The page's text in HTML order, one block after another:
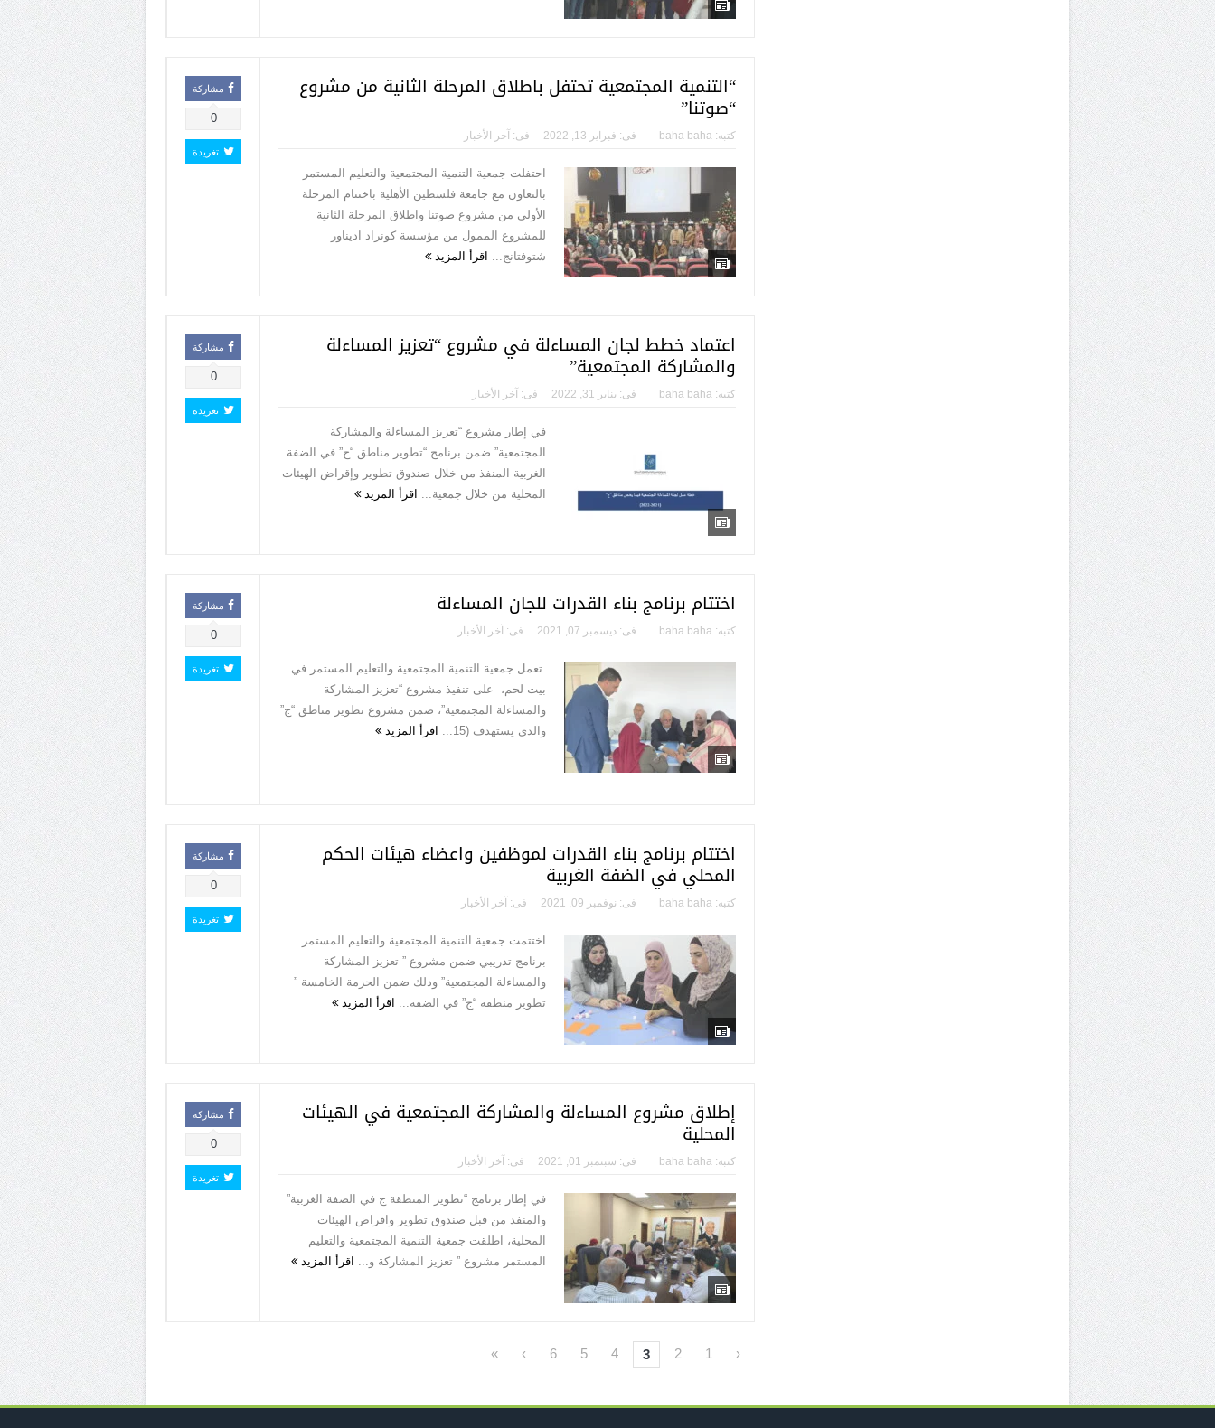
“التنمية المجتمعية تحتفل باطلاق المرحلة الثانية من مشروع
“صوتنا”
كتبه: baha baha فى: فبراير 13, 2022 فى: آخر الأخبار
احتفلت جمعية التنمية المجتمعية والتعليم المستمر
بالتعاون مع جامعة فلسطين الأهلية باختتام المرحلة
الأولى من مشروع صوتنا واطلاق المرحلة الثانية
للمشروع الممول من مؤسسة كونراد اديناور
شتوفتانج... اقرأ المزيد
مشاركة
0
تغريدة
اعتماد خطط لجان المساءلة في مشروع “تعزيز المساءلة
والمشاركة المجتمعية”
كتبه: baha baha فى: يناير 31, 2022 فى: آخر الأخبار
في إطار مشروع “تعزيز المساءلة والمشاركة
المجتمعية” ضمن برنامج “تطوير مناطق “ج” في الضفة
الغربية المنفذ من خلال صندوق تطوير وإقراض الهيئات
المحلية من خلال جمعية... اقرأ المزيد
مشاركة
0
تغريدة
اختتام برنامج بناء القدرات للجان المساءلة
كتبه: baha baha فى: ديسمبر 07, 2021 فى: آخر الأخبار
تعمل جمعية التنمية المجتمعية والتعليم المستمر في
بيت لحم، على تنفيذ مشروع “تعزيز المشاركة
والمساءلة المجتمعية”، ضمن مشروع تطوير مناطق “ج”
والذي يستهدف (15...
اقرأ المزيد
مشاركة
0
تغريدة
اختتام برنامج بناء القدرات لموظفين واعضاء هيئات الحكم
المحلي في الضفة الغربية
كتبه: baha baha فى: نوفمبر 09, 2021 فى: آخر الأخبار
اختتمت جمعية التنمية المجتمعية والتعليم المستمر
برنامج تدريبي ضمن مشروع ” تعزيز المشاركة
والمساءلة المجتمعية” وذلك ضمن الحزمة الخامسة ”
تطوير منطقة “ج” في الضفة... اقرأ المزيد
مشاركة
0
تغريدة
إطلاق مشروع المساءلة والمشاركة المجتمعية في الهيئات
المحلية
كتبه: baha baha فى: سبتمبر 01, 2021 فى: آخر الأخبار
في إطار برنامج “تطوير المنطقة ج في الضفة الغربية”
والمنفذ من قبل صندوق تطوير واقراض الهيئات
المحلية، اطلقت جمعية التنمية المجتمعية والتعليم
المستمر مشروع ” تعزيز المشاركة و... اقرأ المزيد
مشاركة
0
تغريدة
‹
1
2
3
4
5
6
›
»